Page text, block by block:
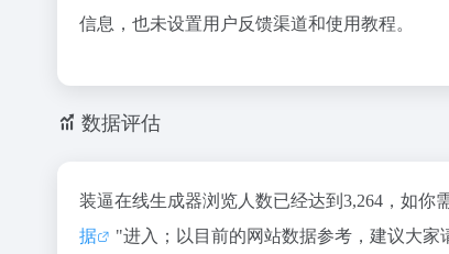
信息，也未设置用户反馈渠道和使用教程。
数据评估
装逼在线生成器浏览人数已经达到3,264，如
据
"进入；以目前的网站数据参考，建议大家